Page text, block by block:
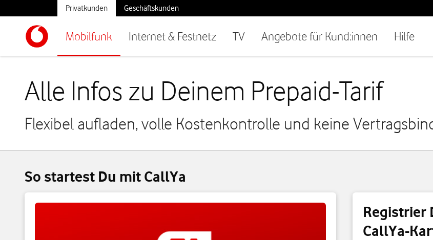
Mobilfunk Internet & Festnetz TV Angebote für Kund:innen Hilfe
Privatkunden Geschäftskunden
Alle Infos zu Deinem Prepaid-Tarif
Flexibel aufladen, volle Kostenkontrolle und keine
So startest Du mit CallYa
Registrier
CallYa-